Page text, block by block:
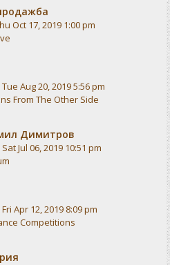
Oct 17, 2019 1:00 pm
Tue Aug 20, 2019 5:56 pm
From The Other Side
Димитров
Sat Jul 06, 2019 10:51 pm
Fri Apr 12, 2019 8:09 pm
Competitions